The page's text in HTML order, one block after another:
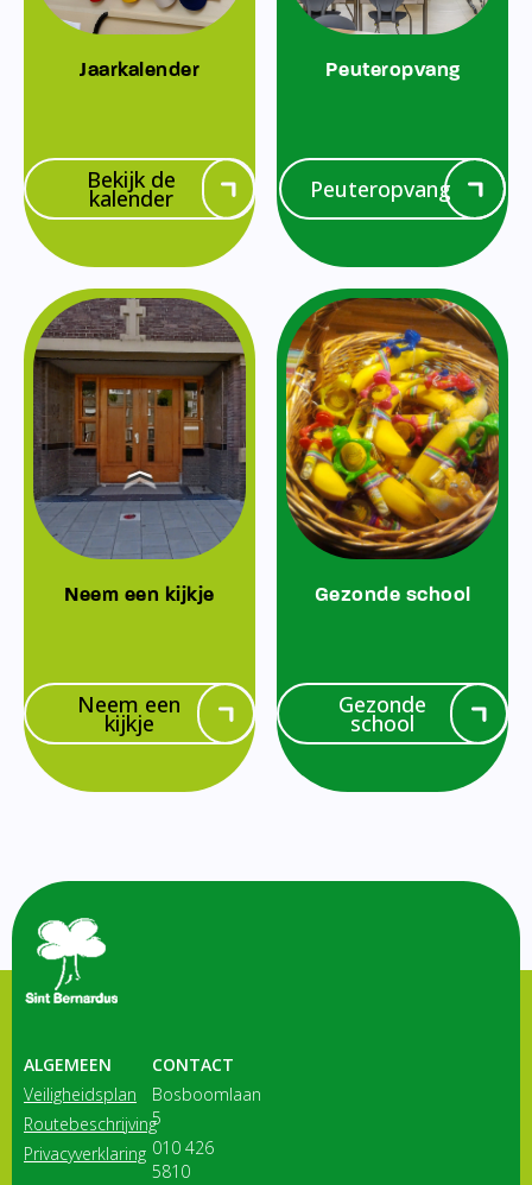
Jaarkalender
Bekijk de
kalender
Peuteropvang
Peuteropvang
Neem een kijkje
Neem een
kijkje
Gezonde school
Gezonde
school
ALGEMEEN
Veiligheidsplan
Routebeschrijving
Privacyverklaring
CONTACT
Bosboomlaan
5
010 426
5810